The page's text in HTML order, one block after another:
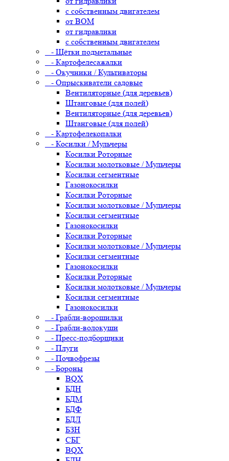
с собственным двигателем
от ВОМ
от гидравлики
с собственным двигателем
- Щётки подметальные
- Картофелесажалки
- Окучники / Культиваторы
- Опрыскиватели садовые
Вентиляторные (для деревьев)
Штанговые (для полей)
Вентиляторные (для деревьев)
Штанговые (для полей)
- Картофелекопалки
- Косилки / Мульчеры
Косилки Роторные
Косилки молотковые / Мульчеры
Косилки сегментные
Газонокосилки
Косилки Роторные
Косилки молотковые / Мульчеры
Косилки сегментные
Газонокосилки
Косилки Роторные
Косилки молотковые / Мульчеры
Косилки сегментные
Газонокосилки
Косилки Роторные
Косилки молотковые / Мульчеры
Косилки сегментные
Газонокосилки
- Грабли-ворошилки
- Грабли-волокуши
- Пресс-подборщики
- Плуги
- Почвофрезы
- Бороны
BQX
БДН
БДМ
БДФ
БДЛ
БЗН
СБГ
BQX